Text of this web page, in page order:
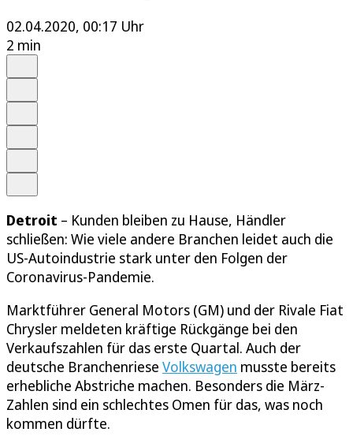
02.04.2020, 00:17 Uhr
2 min
Detroit – Kunden bleiben zu Hause, Händler
schließen: Wie viele andere Branchen leidet auch die
US-Autoindustrie stark unter den Folgen der
Coronavirus-Pandemie.
Marktführer General Motors (GM) und der Rivale Fiat
Chrysler meldeten kräftige Rückgänge bei den
Verkaufszahlen für das erste Quartal. Auch der
deutsche Branchenriese Volkswagen musste bereits
erhebliche Abstriche machen. Besonders die März-
Zahlen sind ein schlechtes Omen für das, was noch
kommen dürfte.